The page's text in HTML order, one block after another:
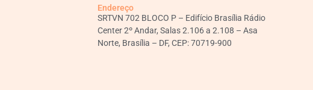
Endereço
SRTVN 702 BLOCO P – Edifício Brasília Rádio
Center 2º Andar, Salas 2.106 a 2.108 – Asa
Norte, Brasília – DF, CEP: 70719-900